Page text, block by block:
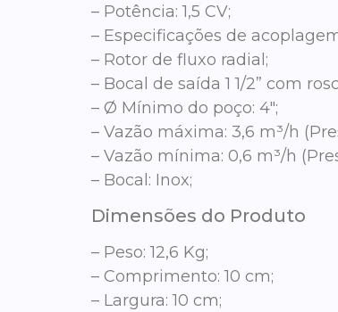
– Potência: 1,5 CV;
– Especificações de
– Rotor de fluxo radial;
– Bocal de saída 1 1/2” com
– Ø Mínimo do poço: 4″;
– Vazão máxima: 3,6 m³/h
– Vazão mínima: 0,6 m³/h
– Bocal: Inox;
Dimensões do Produto
– Peso: 12,6 Kg;
– Comprimento: 10 cm;
– Largura: 10 cm;